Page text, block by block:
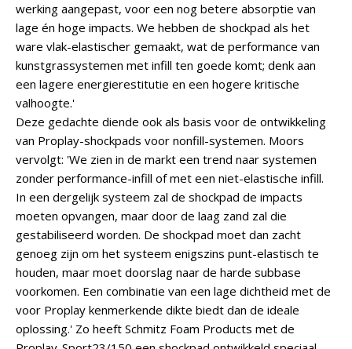
werking aangepast, voor een nog betere absorptie van
lage én hoge impacts. We hebben de shockpad als het
ware vlak-elastischer gemaakt, wat de performance van
kunstgrassystemen met infill ten goede komt; denk aan
een lagere energierestitutie en een hogere kritische
valhoogte.'
Deze gedachte diende ook als basis voor de ontwikkeling
van Proplay-shockpads voor nonfill-systemen. Moors
vervolgt: 'We zien in de markt een trend naar systemen
zonder performance-infill of met een niet-elastische infill.
In een dergelijk systeem zal de shockpad de impacts
moeten opvangen, maar door de laag zand zal die
gestabiliseerd worden. De shockpad moet dan zacht
genoeg zijn om het systeem enigszins punt-elastisch te
houden, maar moet doorslag naar de harde subbase
voorkomen. Een combinatie van een lage dichtheid met de
voor Proplay kenmerkende dikte biedt dan de ideale
oplossing.' Zo heeft Schmitz Foam Products met de